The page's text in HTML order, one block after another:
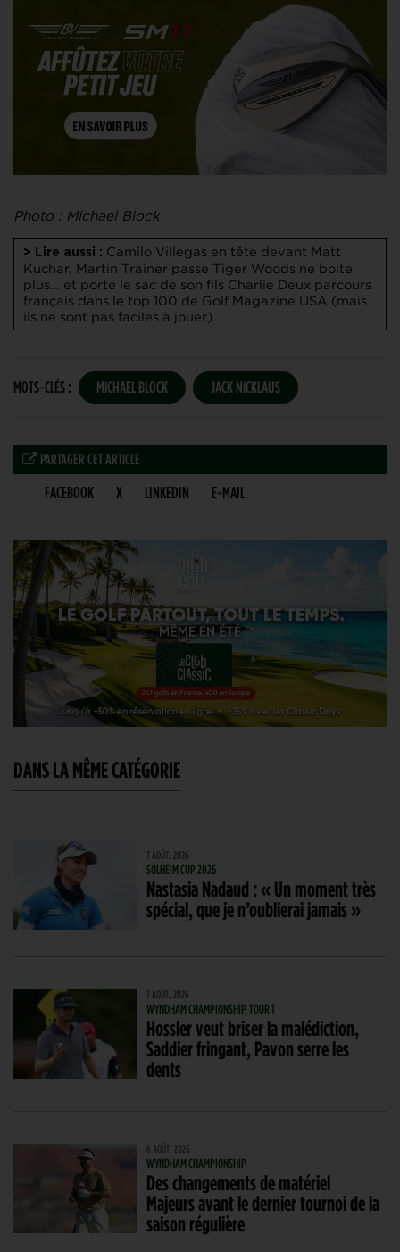
Photo : Michael Block
> Lire aussi : Camilo Villegas en tête devant Matt
Kuchar, Martin Trainer passe Tiger Woods ne boite
plus… et porte le sac de son fils Charlie Deux parcours
français dans le top 100 de Golf Magazine USA (mais
ils ne sont pas faciles à jouer)
MOTS-CLÉS : MICHAEL BLOCK JACK NICKLAUS
PARTAGER CET ARTICLE
FACEBOOK X LINKEDIN E-MAIL
DANS LA MÊME CATÉGORIE
7 AOÛT. 2026
SOLHEIM CUP 2026
Nastasia Nadaud : « Un moment très
spécial, que je n’oublierai jamais »
7 AOÛT. 2026
WYNDHAM CHAMPIONSHIP, TOUR 1
Hossler veut briser la malédiction,
Saddier fringant, Pavon serre les
dents
6 AOÛT. 2026
WYNDHAM CHAMPIONSHIP
Des changements de matériel
Majeurs avant le dernier tournoi de la
saison régulière